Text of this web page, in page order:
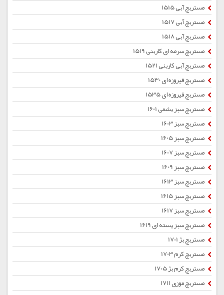
مستربچ آبی 1515
مستربچ آبی 1517
مستربچ آبی 1518
مستربچ سرمه ای کاربنی 1519
مستربچ آبی کاربنی 1521
مستربچ فیروزه ای 1530
مستربچ فیروزه ای 1535
مستربچ سبز یشمی 1601
مستربچ سبز 1603
مستربچ سبز 1605
مستربچ سبز 1607
مستربچ سبز 1609
مستربچ سبز 1613
مستربچ سبز 1615
مستربچ سبز 1617
مستربچ سبز پسته ای 1619
مستربچ بژ 1701
مستربچ کرم 1703
مستربچ کرم بژ 1705
مستربچ موزی 1711